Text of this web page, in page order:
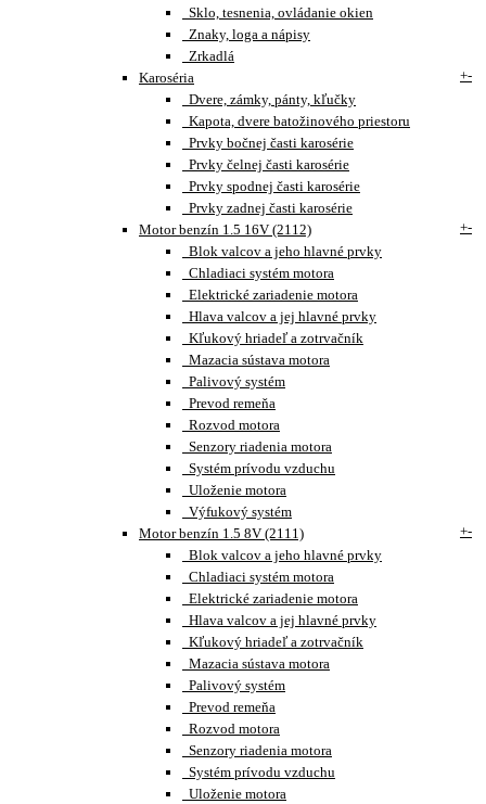
Sklo, tesnenia, ovládanie okien
Znaky, loga a nápisy
Zrkadlá
Karoséria
+-
Dvere, zámky, pánty, kľučky
Kapota, dvere batožinového priestoru
Prvky bočnej časti karosérie
Prvky čelnej časti karosérie
Prvky spodnej časti karosérie
Prvky zadnej časti karosérie
Motor benzín 1.5 16V (2112)
+-
Blok valcov a jeho hlavné prvky
Chladiaci systém motora
Elektrické zariadenie motora
Hlava valcov a jej hlavné prvky
Kľukový hriadeľ a zotrvačník
Mazacia sústava motora
Palivový systém
Prevod remeňa
Rozvod motora
Senzory riadenia motora
Systém prívodu vzduchu
Uloženie motora
Výfukový systém
Motor benzín 1.5 8V (2111)
+-
Blok valcov a jeho hlavné prvky
Chladiaci systém motora
Elektrické zariadenie motora
Hlava valcov a jej hlavné prvky
Kľukový hriadeľ a zotrvačník
Mazacia sústava motora
Palivový systém
Prevod remeňa
Rozvod motora
Senzory riadenia motora
Systém prívodu vzduchu
Uloženie motora